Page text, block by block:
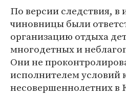
По версии следствия, в
чиновницы были
организацию отдыха
многодетных и
Они не
исполнителем условий
несовершеннолетних в